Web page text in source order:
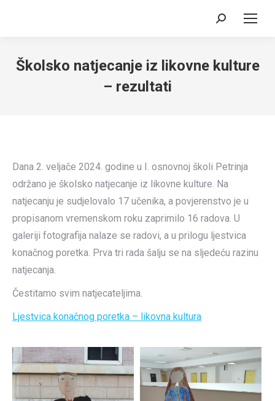
Search:
Školsko natjecanje iz likovne kulture
– rezultati
Dana 2. veljače 2024. godine u I. osnovnoj školi Petrinja
održano je školsko natjecanje iz likovne kulture. Na
natjecanju je sudjelovalo 17 učenika, a povjerenstvo je u
propisanom vremenskom roku zaprimilo 16 radova. U
galeriji fotografija nalaze se radovi, a u prilogu ljestvica
konačnog poretka. Prva tri rada šalju se na sljedeću razinu
natjecanja.
Čestitamo svim natjecateljima.
Ljestvica konačnog poretka – likovna kultura